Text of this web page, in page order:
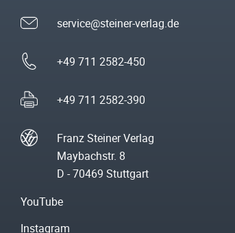
service@steiner-verlag.de
+49 711 2582-450
+49 711 2582-390
Franz Steiner Verlag
Maybachstr. 8
D - 70469 Stuttgart
YouTube
Instagram